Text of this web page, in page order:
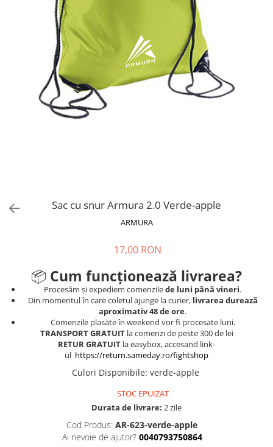
Saci Exercitii
Accesorii Sala
Acccesori Antrenor
Mingi medicinale
Motricitate și Coordonare
Sac cu snur Armura 2.0 Verde-apple
ARMURA
17,00 RON
📦 Cum funcționează livrarea?
Procesăm și expediem comenzilede luni până vineri.
Din momentul în care coletul ajunge la curier, livrarea durează
aproximativ 48 de ore.
Comenzile plasate în weekend vor fi procesate luni.
TRANSPORT GRATUITla comenzi de peste 300 de lei
RETUR GRATUIT la easybox, accesand link-
ul https://return.sameday.ro/fightshop
Culori Disponibile: verde-apple
STOC EPUIZAT
Durata de livrare: 2 zile
Cod Produs: AR-623-verde-apple
Ai nevoie de ajutor? 0040793750864